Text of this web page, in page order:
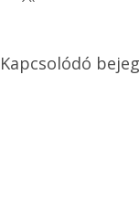
Kapcsolódó